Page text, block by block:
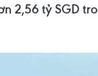
2,56 tỷ SGD